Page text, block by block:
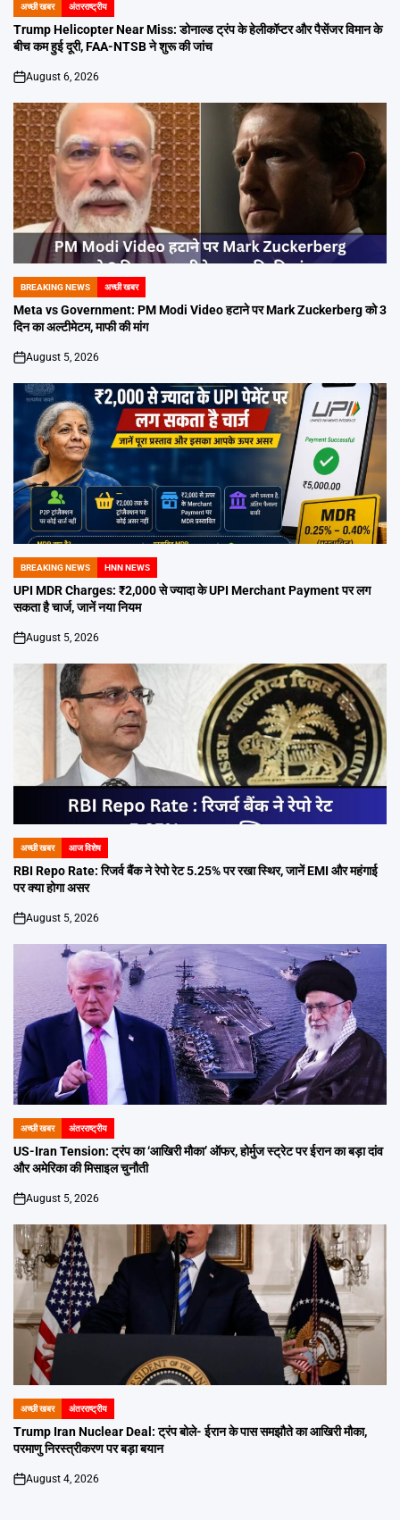
POSTED
IN
अच्छी खबर अंतरराष्ट्रीय
Trump Helicopter Near Miss: डोनाल्ड ट्रंप के हेलीकॉप्टर और पैसेंजर विमान के
बीच कम हुई दूरी, FAA-NTSB ने शुरू की जांच
on
August 6, 2026
POSTED
IN
BREAKING NEWS अच्छी खबर
Meta vs Government: PM Modi Video हटाने पर Mark Zuckerberg को 3
दिन का अल्टीमेटम, माफी की मांग
on
August 5, 2026
POSTED
IN
BREAKING NEWS HNN NEWS
UPI MDR Charges: ₹2,000 से ज्यादा के UPI Merchant Payment पर लग
सकता है चार्ज, जानें नया नियम
on
August 5, 2026
POSTED
IN
अच्छी खबर आज विशेष
RBI Repo Rate: रिजर्व बैंक ने रेपो रेट 5.25% पर रखा स्थिर, जानें EMI और महंगाई
पर क्या होगा असर
on
August 5, 2026
POSTED
IN
अच्छी खबर अंतरराष्ट्रीय
US-Iran Tension: ट्रंप का ‘आखिरी मौका’ ऑफर, होर्मुज स्ट्रेट पर ईरान का बड़ा दांव
और अमेरिका की मिसाइल चुनौती
on
August 5, 2026
POSTED
IN
अच्छी खबर अंतरराष्ट्रीय
Trump Iran Nuclear Deal: ट्रंप बोले- ईरान के पास समझौते का आखिरी मौका,
परमाणु निरस्त्रीकरण पर बड़ा बयान
on
August 4, 2026